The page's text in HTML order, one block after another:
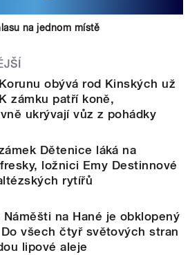
na jednom místě
obývá rod Kinských už
zámku patří koně,
ukrývají vůz z pohádky
Dětenice láká na
ložnici Emy Destinnové
rytířů
Náměšti na Hané je obklopený
všech čtyř světových stran
lipové aleje